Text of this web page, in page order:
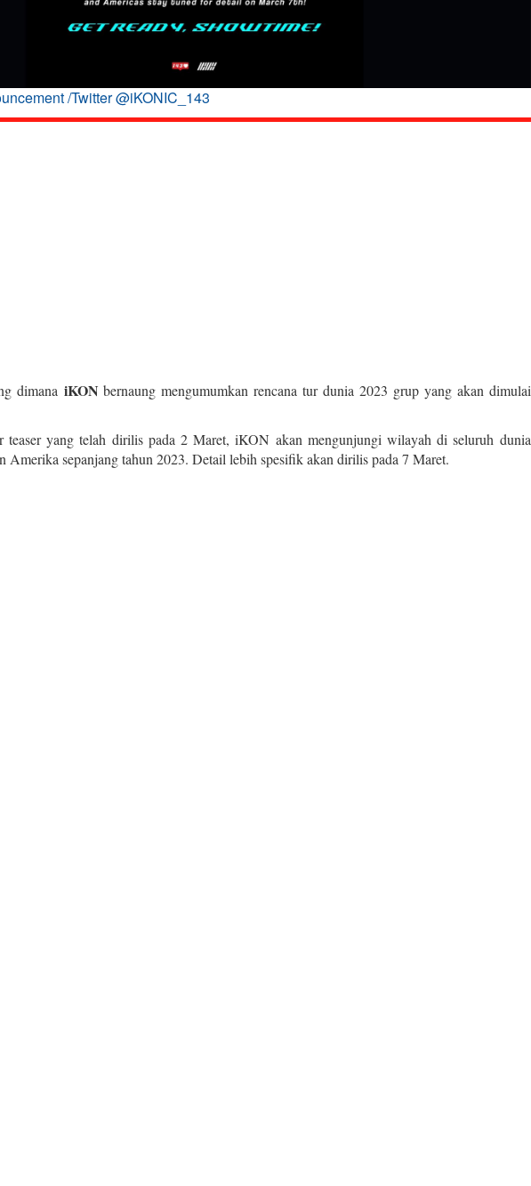
/Twitter @iKONIC_143
dimana iKON bernaung mengumumkan rencana tur dunia 2023 grup yang akan dimulai
teaser yang telah dirilis pada 2 Maret, iKON akan mengunjungi wilayah di seluruh dunia
Amerika sepanjang tahun 2023. Detail lebih spesifik akan dirilis pada 7 Maret.